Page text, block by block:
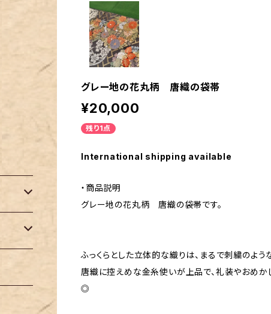
グレー地の花丸柄 唐織の袋帯
¥20,000
残り1点
International shipping available
・商品説明
グレー地の花丸柄 唐織の袋帯です。
ふっくらとした立体的な織りは、まるで刺繍のよう
唐織に控えめな金糸使いが上品で、礼装やおめか
◎